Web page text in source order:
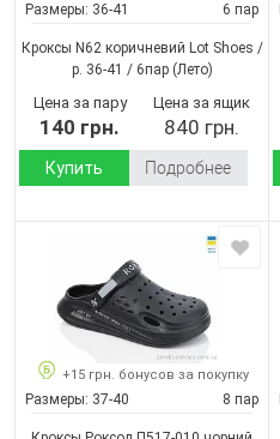
Размеры: 36-41 6 пар
Кроксы N62 коричневий Lot Shoes /
p. 36-41 / 6пар(Лето)
Цена за пару
140 грн.
Цена за ящик
840 грн.
Купить Подробнее
+15 грн. бонусов за покупку
Размеры: 37-40 8 пар